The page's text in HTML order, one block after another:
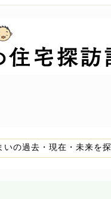
いの過去・現在・未来を